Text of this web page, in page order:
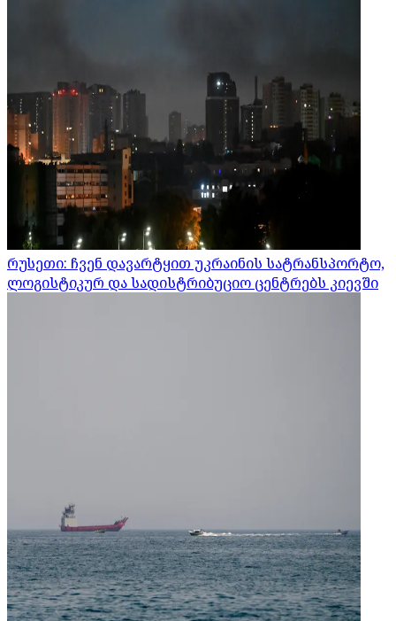
რუსეთი: ჩვენ დავარტყით უკრაინის სატრანსპორტო,
ლოგისტიკურ და სადისტრიბუციო ცენტრებს კიევში